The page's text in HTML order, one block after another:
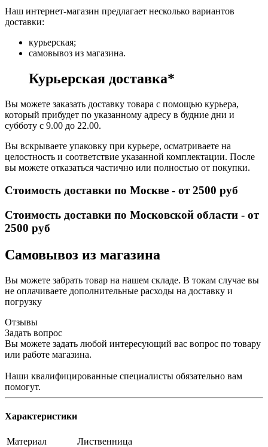
Наш интернет-магазин предлагает несколько вариантов
доставки:
курьерская;
самовывоз из магазина.
Курьерская доставка*
Вы можете заказать доставку товара с помощью курьера,
который прибудет по указанному адресу в будние дни и
субботу с 9.00 до 22.00.
Вы вскрываете упаковку при курьере, осматриваете на
целостность и соответствие указанной комплектации. После
вы можете отказаться частично или полностью от покупки.
Стоимость доставки по Москве - от 2500 руб
Стоимость доставки по Московской области - от
2500 руб
Самовывоз из магазина
Вы можете забрать товар на нашем складе. В токам случае вы
не оплачиваете дополнительные расходы на доставку и
погрузку
Отзывы
Задать вопрос
Вы можете задать любой интересующий вас вопрос по товару
или работе магазина.
Наши квалифицированные специалисты обязательно вам
помогут.
Характеристики
Материал Лиственница